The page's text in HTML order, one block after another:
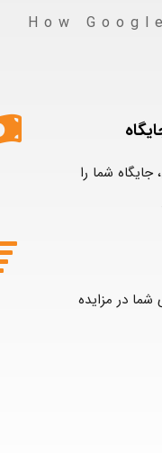
How
جایگاه شما را
در مزایده